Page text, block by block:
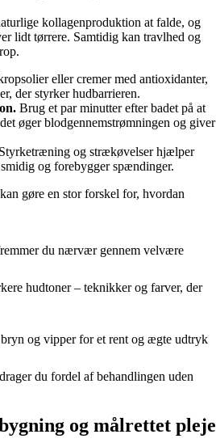
kollagenproduktion at falde, og
lidt tørrere. Samtidig kan travlhed og
eller cremer med antioxidanter,
der styrker hudbarrieren.
Brug et par minutter efter badet på at
øger blodgennemstrømningen og giver
Styrketræning og strækøvelser hjælper
og forebygger spændinger.
gøre en stor forskel for, hvordan
du nærvær gennem velvære
hudtoner – teknikker og farver, der
og vipper for et rent og ægte udtryk
du fordel af behandlingen uden
og målrettet pleje